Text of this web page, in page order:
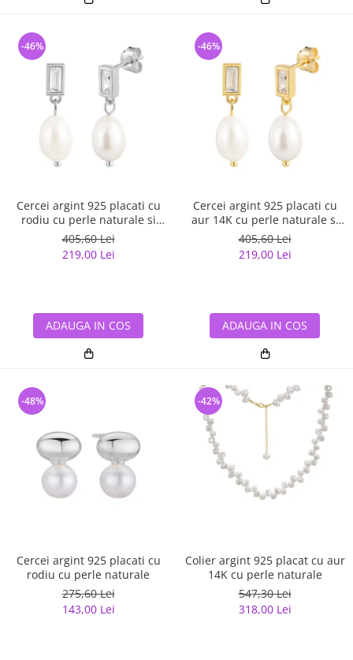
Cercei argint 925 placati cu
rodiu cu perle naturale si
zirconiu
405,60 Lei
219,00 Lei
-46%
ADAUGA IN COS
Cercei argint 925 placati cu
aur 14K cu perle naturale si
zirconiu
405,60 Lei
219,00 Lei
-46%
ADAUGA IN COS
Cercei argint 925 placati cu
rodiu cu perle naturale
275,60 Lei
143,00 Lei
-48%
Colier argint 925 placat cu aur
14K cu perle naturale
547,30 Lei
318,00 Lei
-42%